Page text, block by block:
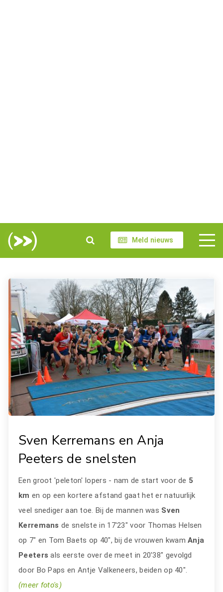
Meld nieuws
Sven Kerremans en Anja
Peeters de snelsten
Een groot 'peleton' lopers - nam de start voor de 5
km en op een kortere afstand gaat het er natuurlijk
veel snediger aan toe. Bij de mannen was Sven
Kerremans de snelste in 17'23" voor Thomas Helsen
op 7" en Tom Baets op 40", bij de vrouwen kwamAnja
Peeters als eerste over de meet in 20'38" gevolgd
door Bo Paps en Antje Valkeneers, beiden op 40".
(meer foto's)